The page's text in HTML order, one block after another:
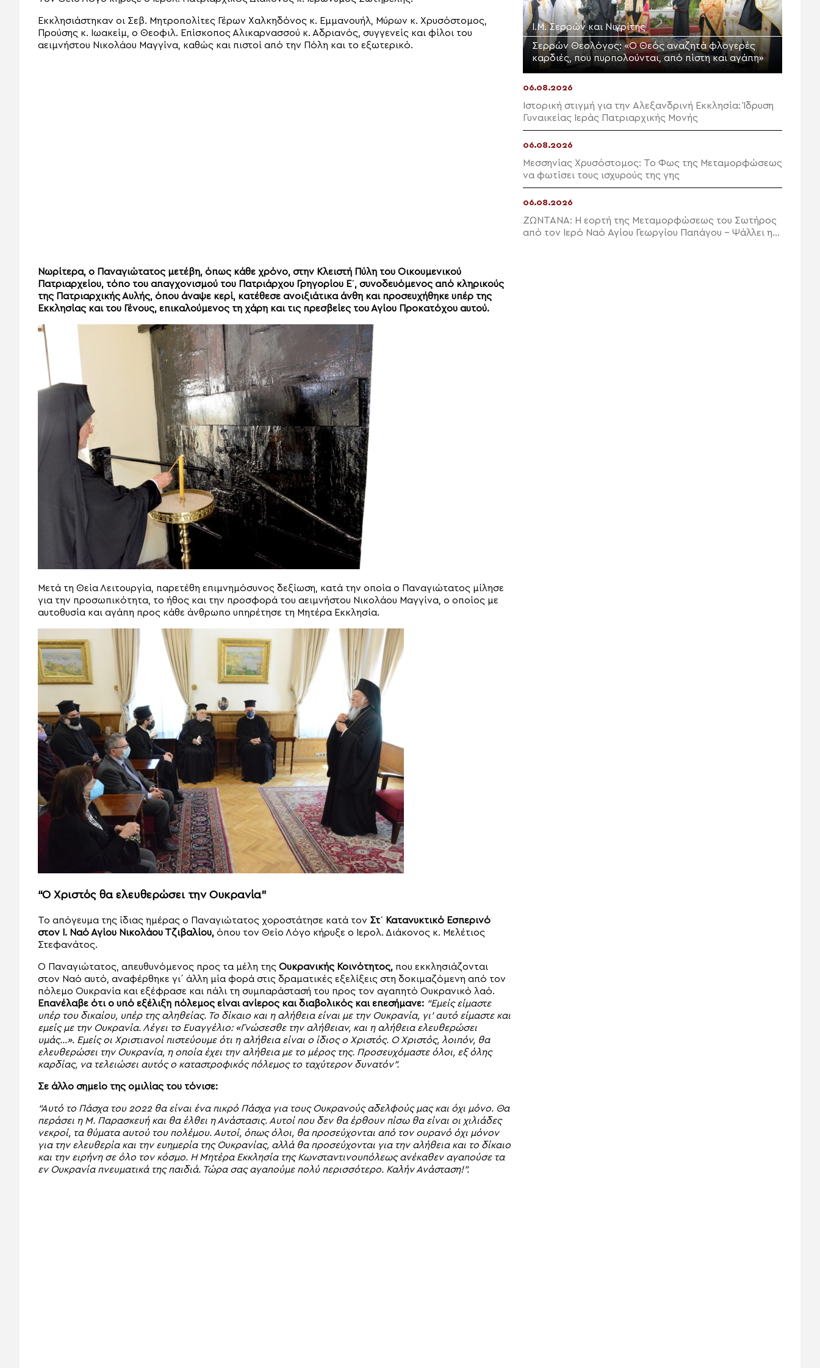
Εκκλησιάστηκαν οι Σεβ. Μητροπολίτες Γέρων Χαλκηδόνος κ. Εμμανουήλ, Μύρων κ. Χρυσόστομος,
Προύσης κ. Ιωακείμ, ο Θεοφιλ. Επίσκοπος Αλικαρνασσού κ. Αδριανός, συγγενείς και φίλοι του
αειμνήστου Νικολάου Μαγγίνα, καθώς και πιστοί από την Πόλη και το εξωτερικό.
Νωρίτερα, ο Παναγιώτατος μετέβη, όπως κάθε χρόνο, στην Κλειστή Πύλη του Οικουμενικού
Πατριαρχείου, τόπο του απαγχονισμού του Πατριάρχου Γρηγορίου Ε´, συνοδευόμενος από κληρικούς
της Πατριαρχικής Αυλής, όπου άναψε κερί, κατέθεσε ανοιξιάτικα άνθη και προσευχήθηκε υπέρ της
Εκκλησίας και του Γένους, επικαλούμενος τη χάρη και τις πρεσβείες του Αγίου Προκατόχου αυτού.
Μετά τη Θεία Λειτουργία, παρετέθη επιμνημόσυνος δεξίωση, κατά την οποία ο Παναγιώτατος μίλησε
για την προσωπικότητα, το ήθος και την προσφορά του αειμνήστου Νικολάου Μαγγίνα, ο οποίος με
αυτοθυσία και αγάπη προς κάθε άνθρωπο υπηρέτησε τη Μητέρα Εκκλησία.
“Ο Χριστός θα ελευθερώσει την Ουκρανία”
Το απόγευμα της ίδιας ημέρας ο Παναγιώτατος χοροστάτησε κατά τον Στ´ Κατανυκτικό Εσπερινό
στον Ι. Ναό Αγίου Νικολάου Τζιβαλίου, όπου τον Θείο Λόγο κήρυξε ο Ιερολ. Διάκονος κ. Μελέτιος
Στεφανάτος.
Ο Παναγιώτατος, απευθυνόμενος προς τα μέλη της Ουκρανικής Κοινότητος, που εκκλησιάζονται
στον Ναό αυτό, αναφέρθηκε γι΄ άλλη μία φορά στις δραματικές εξελίξεις στη δοκιμαζόμενη από τον
πόλεμο Ουκρανία και εξέφρασε και πάλι τη συμπαράστασή του προς τον αγαπητό Ουκρανικό λαό.
Επανέλαβε ότι ο υπό εξέλιξη πόλεμος είναι ανίερος και διαβολικός και επεσήμανε: “Εμείς είμαστε
υπέρ του δικαίου, υπέρ της αληθείας. Το δίκαιο και η αλήθεια είναι με την Ουκρανία, γι’ αυτό είμαστε και
εμείς με την Ουκρανία. Λέγει το Ευαγγέλιο: «Γνώσεσθε την αλήθειαν, και η αλήθεια ελευθερώσει
υμάς…». Εμείς οι Χριστιανοί πιστεύουμε ότι η αλήθεια είναι ο ίδιος ο Χριστός. Ο Χριστός, λοιπόν, θα
ελευθερώσει την Ουκρανία, η οποία έχει την αλήθεια με το μέρος της. Προσευχόμαστε όλοι, εξ όλης
καρδίας, να τελειώσει αυτός ο καταστροφικός πόλεμος το ταχύτερον δυνατόν”.
Σε άλλο σημείο της ομιλίας του τόνισε:
“Αυτό το Πάσχα του 2022 θα είναι ένα πικρό Πάσχα για τους Ουκρανούς αδελφούς μας και όχι μόνο. Θα
περάσει η Μ. Παρασκευή και θα έλθει η Ανάστασις. Αυτοί που δεν θα έρθουν πίσω θα είναι οι χιλιάδες
νεκροί, τα θύματα αυτού του πολέμου. Αυτοί, όπως όλοι, θα προσεύχονται από τον ουρανό όχι μόνον
για την ελευθερία και την ευημερία της Ουκρανίας, αλλά θα προσεύχονται για την αλήθεια και το δίκαιο
και την ειρήνη σε όλο τον κόσμο. Η Μητέρα Εκκλησία της Κωνσταντινουπόλεως ανέκαθεν αγαπούσε τα
εν Ουκρανία πνευματικά της παιδιά. Τώρα σας αγαπούμε πολύ περισσότερο. Καλήν Ανάσταση!”.
Ι.Μ. Σερρών και Νιγρίτης
Σερρών Θεολόγος: «Ο Θεός αναζητά φλογερές
καρδιές, που πυρπολούνται, από πίστη και αγάπη»
06.08.2026
Ιστορική στιγμή για την Αλεξανδρινή Εκκλησία: Ίδρυση
Γυναικείας Ιεράς Πατριαρχικής Μονής
06.08.2026
Μεσσηνίας Χρυσόστομος: Το Φως της Μεταμορφώσεως
να φωτίσει τους ισχυρούς της γης
06.08.2026
ΖΩΝΤΑΝΑ: Η εορτή της Μεταμορφώσεως του Σωτήρος
από τον Ιερό Ναό Αγίου Γεωργίου Παπάγου – Ψάλλει η